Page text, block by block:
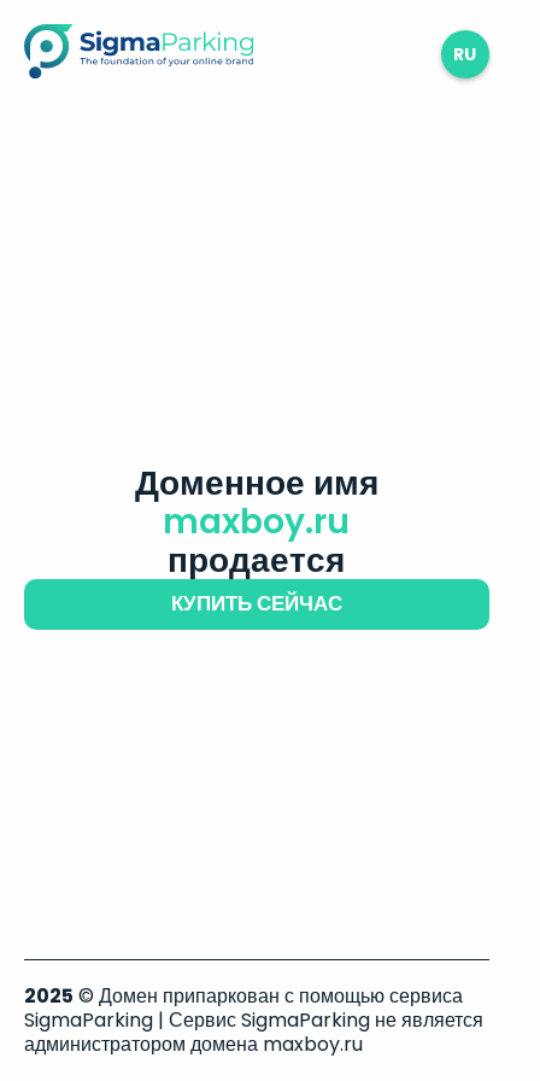
RU
Доменное имя
maxboy.ru
продается
КУПИТЬ СЕЙЧАС
2025 © Домен припаркован с помощью сервиса
SigmaParking | Сервис SigmaParking не является
администратором домена maxboy.ru